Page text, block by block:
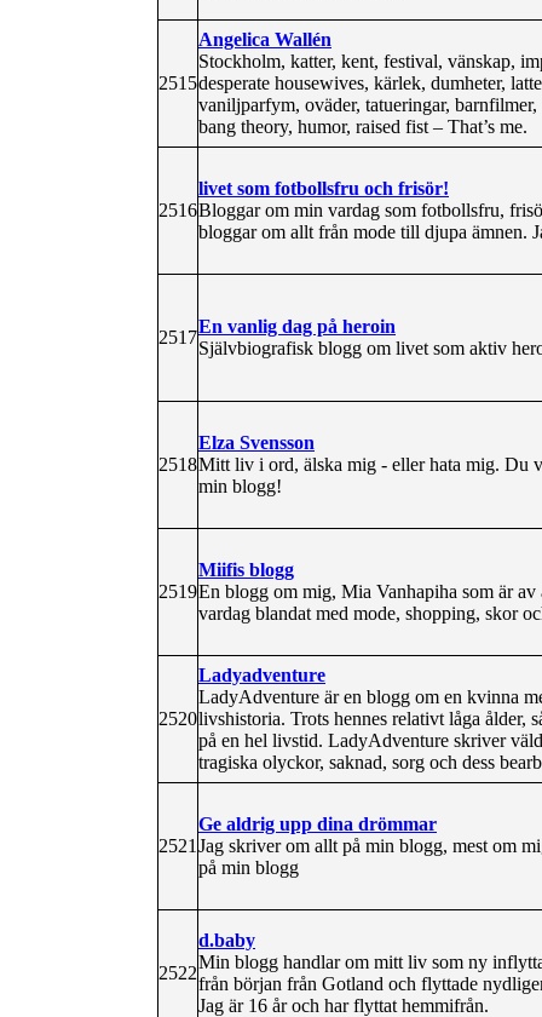
2515
Angelica Wallén
Stockholm, katter, kent, festival, vänskap,
desperate housewives, kärlek, dumheter,
vaniljparfym, oväder, tatueringar,
bang theory, humor, raised fist – That’s me.
2516
livet som fotbollsfru och frisör!
Bloggar om min vardag som fotbollsfru,
bloggar om allt från mode till djupa ämnen.
2517
En vanlig dag på heroin
Självbiografisk blogg om livet som aktiv
2518
Elza Svensson
Mitt liv i ord, älska mig - eller hata mig. Du
min blogg!
2519
Miifis blogg
En blogg om mig, Mia Vanhapiha som är
vardag blandat med mode, shopping, skor
2520
Ladyadventure
LadyAdventure är en blogg om en kvinna
livshistoria. Trots hennes relativt låga ålder,
på en hel livstid. LadyAdventure skriver
tragiska olyckor, saknad, sorg och dess
2521
Ge aldrig upp dina drömmar
Jag skriver om allt på min blogg, mest om
på min blogg
2522
d.baby
Min blogg handlar om mitt liv som ny
från början från Gotland och flyttade
Jag är 16 år och har flyttat hemmifrån.